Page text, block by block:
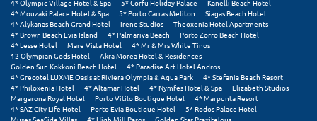
Ζαγοροχώρια
Ζάκυνθος
Η
4* Olympic Village Hotel & Spa
5* Corfu Holiday Palace
Kanelli Beach Hotel
4* Mouzaki Palace Hotel & Spa
5* Porto Carras Meliton
Siagas Beach Hotel
4* Alykanas Beach Grand Hotel
Irene Studios
Theoxenia Hotel Apartments
4* Brown Beach Evia Island
4* Palmariva Beach
Porto Zorro Beach Hotel
4* Lesse Hotel
Mare Vista Hotel
4* Mr & Mrs White Tinos
12 Olympian Gods Hotel
Akra Morea Hotel & Residences
Golden Sun Kokkoni Beach Hotel
4* Paradise Art Hotel Andros
4* Grecotel LUXME Oasis at Riviera Olympia & Aqua Park
4* Stefania Beach Resort
4* Philoxenia Hotel
4* Altamar Hotel 4* Nymfes Hotel & Spa
Elizabeth Studios
Margarona Royal Hotel
Porto Vitilo Boutique Hotel
4* Marpunta Resort
4* SAZ City Life Hotel
Porto Evia Boutique Hotel
5* Rodos Palace Hotel